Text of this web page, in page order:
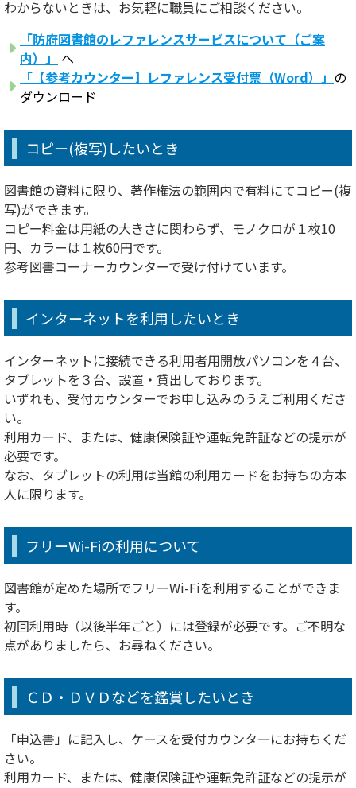
わからないときは、お気軽に職員にご相談ください。
「防府図書館のレファレンスサービスについて（ご案
内）」
へ
「【参考カウンター】レファレンス受付票（Word）」 の
ダウンロード
コピー(複写)したいとき
図書館の資料に限り、著作権法の範囲内で有料にてコピー(複
写)ができます。
コピー料金は用紙の大きさに関わらず、モノクロが１枚10
円、カラーは１枚60円です。
参考図書コーナーカウンターで受け付けています。
インターネットを利用したいとき
インターネットに接続できる利用者用開放パソコンを４台、
タブレットを３台、設置・貸出しております。
いずれも、受付カウンターでお申し込みのうえご利用くださ
い。
利用カード、または、健康保険証や運転免許証などの提示が
必要です。
なお、タブレットの利用は当館の利用カードをお持ちの方本
人に限ります。
フリーWi-Fiの利用について
図書館が定めた場所でフリーWi-Fiを利用することができま
す。
初回利用時（以後半年ごと）には登録が必要です。ご不明な
点がありましたら、お尋ねください。
ＣＤ・ＤＶＤなどを鑑賞したいとき
「申込書」に記入し、ケースを受付カウンターにお持ちくだ
さい。
利用カード、または、健康保険証や運転免許証などの提示が